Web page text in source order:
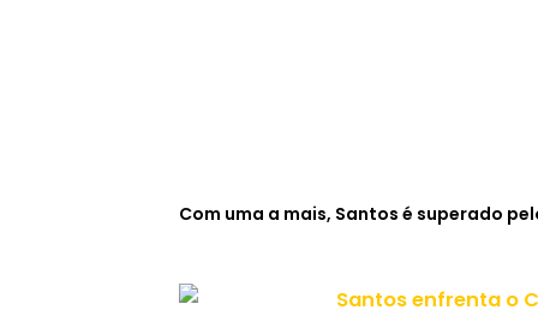
Com uma a mais, Santos é superado